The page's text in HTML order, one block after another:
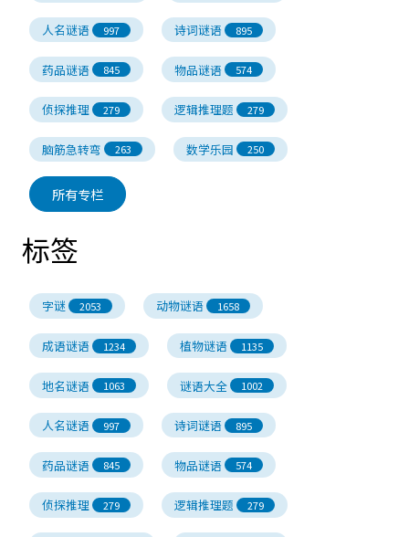
人名谜语 997 诗词谜语 895
药品谜语 845 物品谜语 574
侦探推理 279 逻辑推理题 279
脑筋急转弯 263 数学乐园 250
所有专栏
标签
字谜 2053 动物谜语 1658
成语谜语 1234 植物谜语 1135
地名谜语 1063 谜语大全 1002
人名谜语 997 诗词谜语 895
药品谜语 845 物品谜语 574
侦探推理 279 逻辑推理题 279